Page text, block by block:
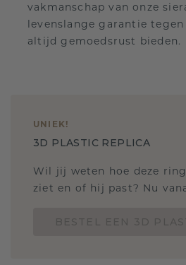
vakmanschap van onze
levenslange garantie
altijd gemoedsrust bieden.
UNIEK!
3D PLASTIC REPLICA
Wil jij weten hoe deze
ziet en of hij past? Nu